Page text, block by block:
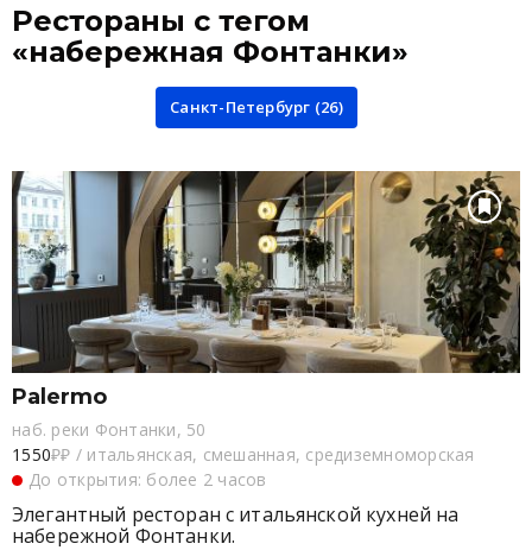
Рестораны с тегом
«набережная Фонтанки»
Санкт-Петербург (26)
Palermo
наб. реки Фонтанки, 50
1550₽₽ / итальянская, смешанная, средиземноморская
До открытия: более 2 часов
Элегантный ресторан с итальянской кухней на
набережной Фонтанки.